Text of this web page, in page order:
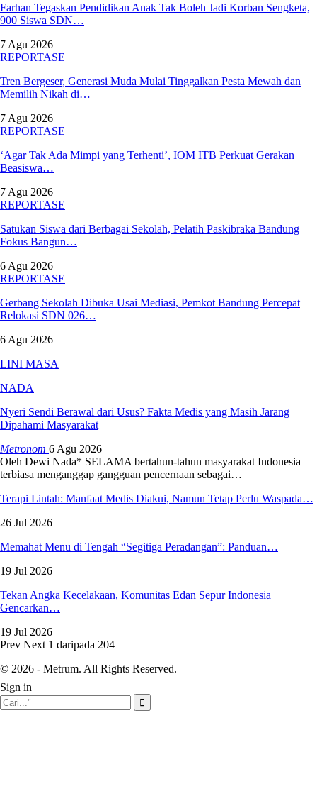
Farhan Tegaskan Pendidikan Anak Tak Boleh Jadi Korban Sengketa,
900 Siswa SDN…
7 Agu 2026
REPORTASE
Tren Bergeser, Generasi Muda Mulai Tinggalkan Pesta Mewah dan
Memilih Nikah di…
7 Agu 2026
REPORTASE
‘Agar Tak Ada Mimpi yang Terhenti’, IOM ITB Perkuat Gerakan
Beasiswa…
7 Agu 2026
REPORTASE
Satukan Siswa dari Berbagai Sekolah, Pelatih Paskibraka Bandung
Fokus Bangun…
6 Agu 2026
REPORTASE
Gerbang Sekolah Dibuka Usai Mediasi, Pemkot Bandung Percepat
Relokasi SDN 026…
6 Agu 2026
LINI MASA
NADA
Nyeri Sendi Berawal dari Usus? Fakta Medis yang Masih Jarang
Dipahami Masyarakat
Metronom 6 Agu 2026
Oleh Dewi Nada* SELAMA bertahun-tahun masyarakat Indonesia
terbiasa menganggap gangguan pencernaan sebagai…
Terapi Lintah: Manfaat Medis Diakui, Namun Tetap Perlu Waspada…
26 Jul 2026
Memahat Menu di Tengah “Segitiga Peradangan”: Panduan…
19 Jul 2026
Tekan Angka Kecelakaan, Komunitas Edan Sepur Indonesia
Gencarkan…
19 Jul 2026
Prev Next 1 daripada 204
© 2026 - Metrum. All Rights Reserved.
Sign in